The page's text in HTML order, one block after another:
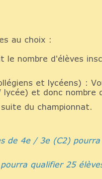
au choix :
le nombre d'élèves
et lycéens) :
et donc nombre
du championnat.
de 4e / 3e (C2)
qualifier 25